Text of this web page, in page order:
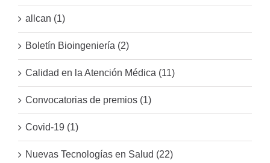
allcan (1)
Boletín Bioingeniería (2)
Calidad en la Atención Médica (11)
Convocatorias de premios (1)
Covid-19 (1)
Nuevas Tecnologías en Salud (22)